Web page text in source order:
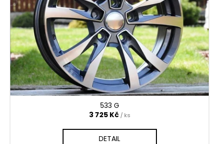
533 G
3 725 Kč / ks
DETAIL